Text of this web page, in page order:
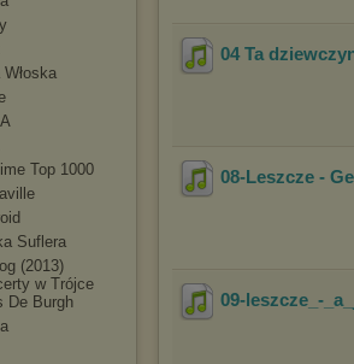
Top 1000
Suflera
(2013)
w Trójce
De Burgh
04 Ta
08-Leszcze -
09-leszcze_-